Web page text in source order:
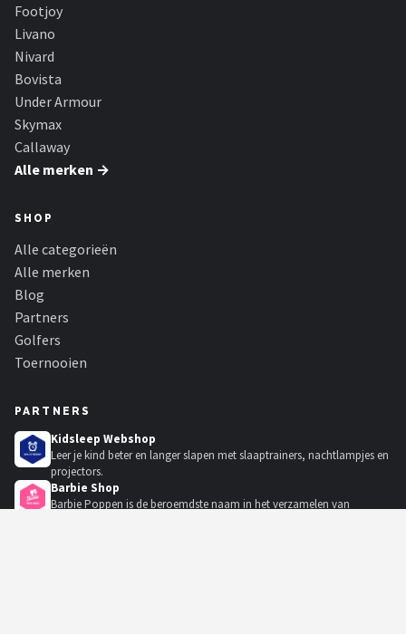
Footjoy
Livano
Nivard
Bovista
Under Armour
Skymax
Callaway
Alle merken →
SHOP
Alle categorieën
Alle merken
Blog
Partners
Golfers
Toernooien
PARTNERS
Kidsleep Webshop
Leer je kind beter en langer slapen met slaaptrainers, nachtlampjes en
projectors.
Barbie Shop
Barbie Poppen is de beroemdste naam in het verzamelen van